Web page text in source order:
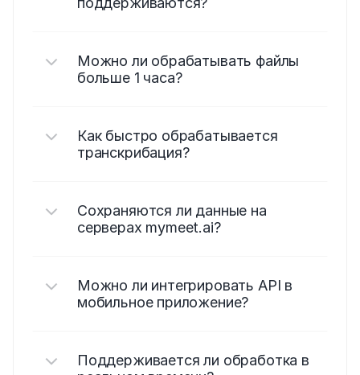
Можно ли обрабатывать файлы
больше 1 часа?
Как быстро обрабатывается
транскрибация?
Сохраняются ли данные на
серверах mymeet.ai?
Можно ли интегрировать API в
мобильное приложение?
Поддерживается ли обработка в